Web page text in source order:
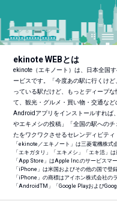
ekinote WEBとは
ekinote（エキノート）は、日本全国
ービスです。「今度あの駅に行くけ
っている駅だけど、もっとディープ
て、観光・グルメ・買い物・交通な
Androidアプリをインストールすれば
やエキメシの投稿」「全国の駅への
たをワクワクさせるセレンディピテ
「ekinote／エキノート」は三菱電機株式
「エキガタリ」「エキメシ」「エキ活」は
「App Store」はApple Inc.のサービスマー
「iPhone」は米国およびその他の国で登
「iPhone」の商標はアイホン株式会社の
「AndroidTM 」「Google Playおよび